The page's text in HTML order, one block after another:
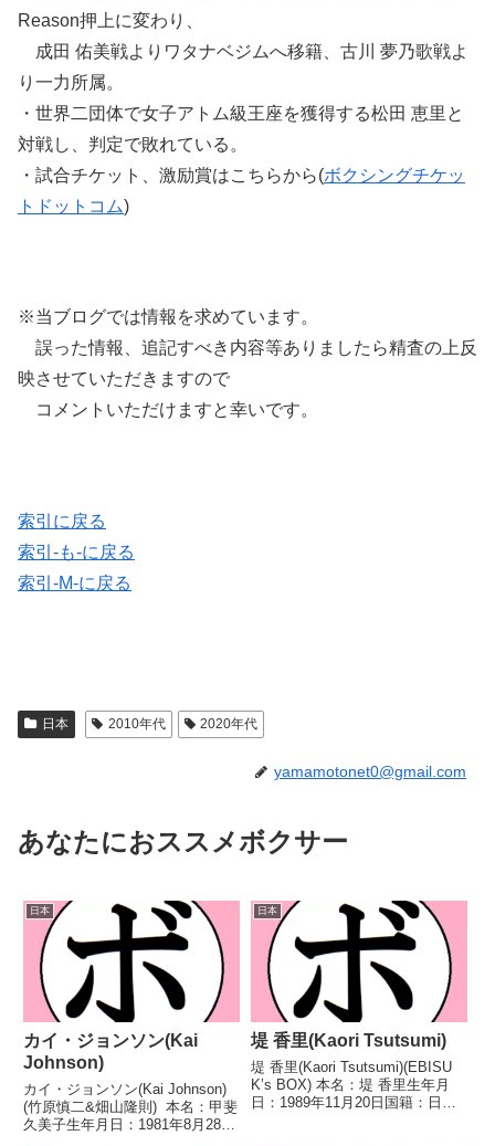
Reason押上に変わり、
成田 佑美戦よりワタナベジムへ移籍、古川 夢乃歌戦よ
り一力所属。
・世界二団体で女子アトム級王座を獲得する松田 恵里と
対戦し、判定で敗れている。
・試合チケット、激励賞はこちらから(ボクシングチケッ
トドットコム)
※当ブログでは情報を求めています。
誤った情報、追記すべき内容等ありましたら精査の上反
映させていただきますので
コメントいただけますと幸いです。
索引に戻る
索引-も-に戻る
索引-M-に戻る
日本 2010年代 2020年代
yamamotonet0@gmail.com
あなたにおススメボクサー
日本
カイ・ジョンソン(Kai
Johnson)
カイ・ジョンソン(Kai Johnson)
(竹原慎二&畑山隆則) 本名：甲斐
久美子生年月日：1981年8月28日
日本
堤 香里(Kaori Tsutsumi)
堤 香里(Kaori Tsutsumi)(EBISU
K’s BOX) 本名：堤 香里生年月
日：1989年11月20日国籍：日本